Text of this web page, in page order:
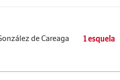
de Careaga 1 esquela